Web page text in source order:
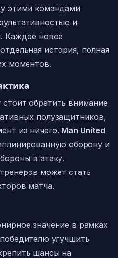
этими командами
и
Каждое новое
история, полная
моментов.
стоит обратить внимание
полузащитников,
из ничего. Man United
оборону и
в атаку.
может стать
матча.
значение в рамках
улучшить
шансы на